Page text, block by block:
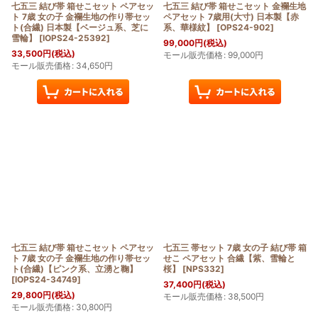
七五三 結び帯 箱せこセット ペアセッ
ト 7歳 女の子 金襴生地の作り帯セッ
ト(合繊) 日本製【ベージュ系、芝に
雪輪】
[IOPS24-25392]
33,500円(税込)
モール販売価格: 34,650円
七五三 結び帯 箱せこセット 金襴生地
ペアセット 7歳用(大寸) 日本製【赤
系、華様紋】
[OPS24-902]
99,000円(税込)
モール販売価格: 99,000円
七五三 結び帯 箱せこセット ペアセッ
ト 7歳 女の子 金襴生地の作り帯セッ
ト(合繊)【ピンク系、立湧と鞠】
[IOPS24-34749]
29,800円(税込)
モール販売価格: 30,800円
七五三 帯セット 7歳 女の子 結び帯 箱
せこ ペアセット 合繊【紫、雪輪と
桜】
[NPS332]
37,400円(税込)
モール販売価格: 38,500円